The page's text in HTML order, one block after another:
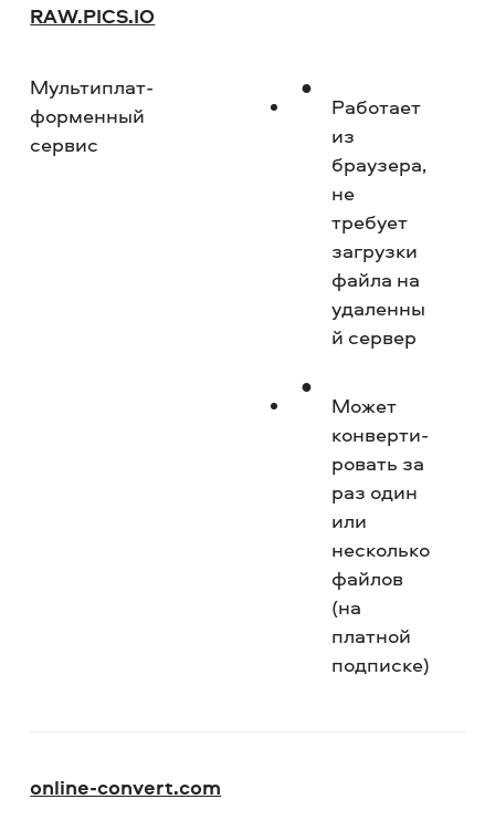
RAW.PICS.IO
Мультиплат­
форменный
сервис
Работает
из
браузера,
не
требует
загрузки
файла на
удаленны
й сервер
Может
конверти­
ровать за
раз один
или
несколько
файлов
(на
платной
подписке)
online-convert.com